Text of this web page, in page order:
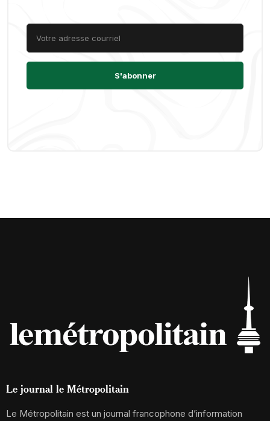
Le journal le Métropolitain
Le Métropolitain est un journal francophone d’information